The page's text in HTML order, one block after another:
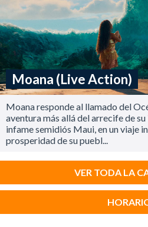
Moana (Live Action)
Moana responde al llamado del
aventura más allá del arrecife de
infame semidiós Maui, en un viaje
prosperidad de su puebl...
VER TODA LA